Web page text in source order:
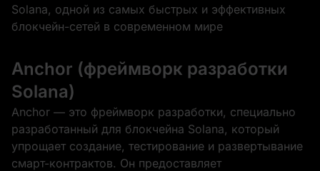
Solana, одной из самых быстрых и эффективных
блокчейн-сетей в современном мире
Anchor (фреймворк разработки
Solana)
Anchor — это фреймворк разработки, специально
разработанный для блокчейна Solana, который
упрощает создание, тестирование и развертывание
смарт-контрактов. Он предоставляет